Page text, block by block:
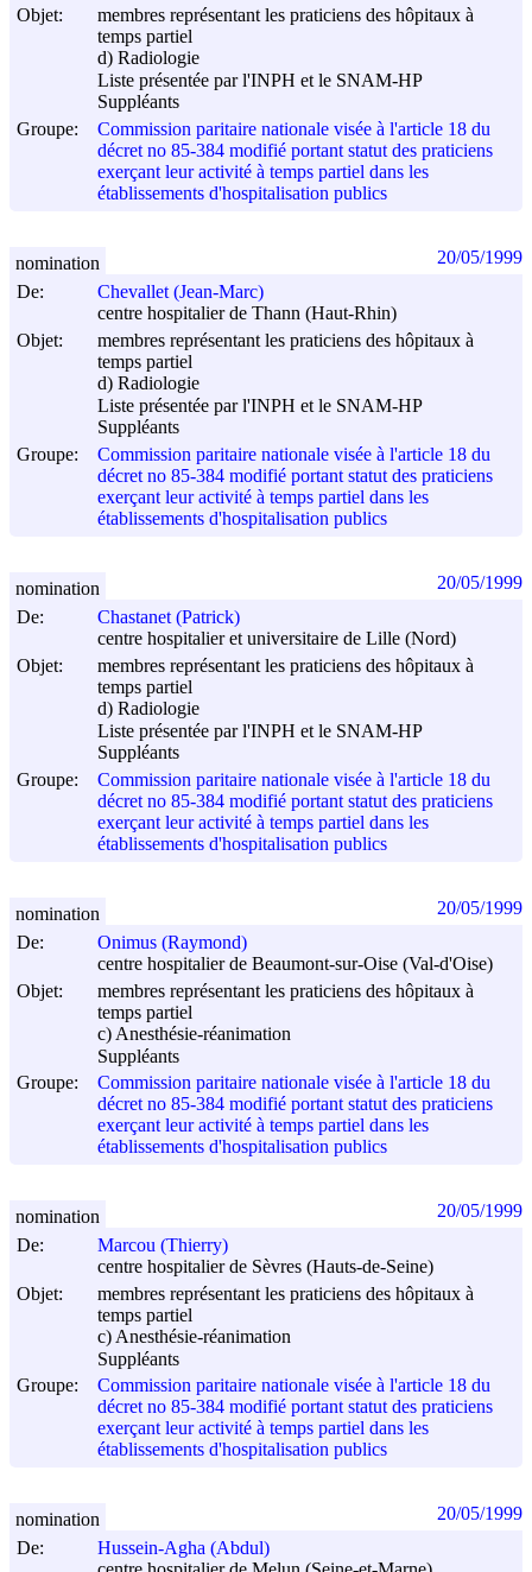
Objet:
membres représentant les praticiens des hôpitaux à
temps partiel
d) Radiologie
Liste présentée par l'INPH et le SNAM-HP
Suppléants
Groupe:
Commission paritaire nationale visée à l'article 18 du
décret no 85-384 modifié portant statut des praticiens
exerçant leur activité à temps partiel dans les
établissements d'hospitalisation publics
De:
Chevallet (Jean-Marc)
centre hospitalier de Thann (Haut-Rhin)
Objet:
membres représentant les praticiens des hôpitaux à
temps partiel
d) Radiologie
Liste présentée par l'INPH et le SNAM-HP
Suppléants
Groupe:
Commission paritaire nationale visée à l'article 18 du
décret no 85-384 modifié portant statut des praticiens
exerçant leur activité à temps partiel dans les
établissements d'hospitalisation publics
nomination 20/05/1999
De:
Chastanet (Patrick)
centre hospitalier et universitaire de Lille (Nord)
Objet:
membres représentant les praticiens des hôpitaux à
temps partiel
d) Radiologie
Liste présentée par l'INPH et le SNAM-HP
Suppléants
Groupe:
Commission paritaire nationale visée à l'article 18 du
décret no 85-384 modifié portant statut des praticiens
exerçant leur activité à temps partiel dans les
établissements d'hospitalisation publics
nomination 20/05/1999
De:
Onimus (Raymond)
centre hospitalier de Beaumont-sur-Oise (Val-d'Oise)
Objet:
membres représentant les praticiens des hôpitaux à
temps partiel
c) Anesthésie-réanimation
Suppléants
Groupe:
Commission paritaire nationale visée à l'article 18 du
décret no 85-384 modifié portant statut des praticiens
exerçant leur activité à temps partiel dans les
établissements d'hospitalisation publics
nomination 20/05/1999
De:
Marcou (Thierry)
centre hospitalier de Sèvres (Hauts-de-Seine)
Objet:
membres représentant les praticiens des hôpitaux à
temps partiel
c) Anesthésie-réanimation
Suppléants
Groupe:
Commission paritaire nationale visée à l'article 18 du
décret no 85-384 modifié portant statut des praticiens
exerçant leur activité à temps partiel dans les
établissements d'hospitalisation publics
nomination 20/05/1999
De:
Hussein-Agha (Abdul)
nomination 20/05/1999